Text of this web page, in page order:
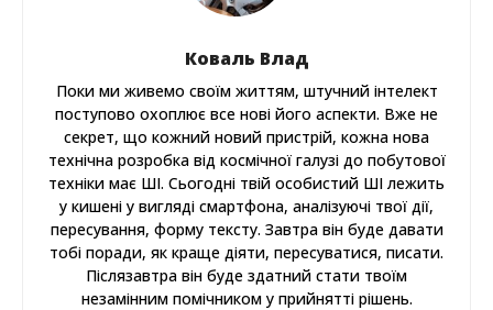
Коваль Влад
Поки ми живемо своїм життям, штучний інтелект
поступово охоплює все нові його аспекти. Вже не
секрет, що кожний новий пристрій, кожна нова
технічна розробка від космічної галузі до побутової
техніки має ШІ. Сьогодні твій особистий ШІ лежить
у кишені у вигляді смартфона, аналізуючі твої дії,
пересування, форму тексту. Завтра він буде давати
тобі поради, як краще діяти, пересуватися, писати.
Післязавтра він буде здатний стати твоїм
незамінним помічником у прийнятті рішень.